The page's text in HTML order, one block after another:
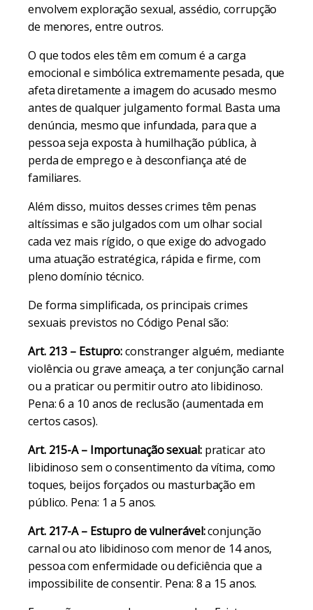
envolvem exploração sexual, assédio, corrupção
de menores, entre outros.
O que todos eles têm em comum é a carga
emocional e simbólica extremamente pesada, que
afeta diretamente a imagem do acusado mesmo
antes de qualquer julgamento formal. Basta uma
denúncia, mesmo que infundada, para que a
pessoa seja exposta à humilhação pública, à
perda de emprego e à desconfiança até de
familiares.
Além disso, muitos desses crimes têm penas
altíssimas e são julgados com um olhar social
cada vez mais rígido, o que exige do advogado
uma atuação estratégica, rápida e firme, com
pleno domínio técnico.
De forma simplificada, os principais crimes
sexuais previstos no Código Penal são:
Art. 213 – Estupro:constranger alguém, mediante
violência ou grave ameaça, a ter conjunção carnal
ou a praticar ou permitir outro ato libidinoso.
Pena: 6 a 10 anos de reclusão (aumentada em
certos casos).
Art. 215-A – Importunação sexual:praticar ato
libidinoso sem o consentimento da vítima, como
toques, beijos forçados ou masturbação em
público. Pena: 1 a 5 anos.
Art. 217-A – Estupro de vulnerável:conjunção
carnal ou ato libidinoso com menor de 14 anos,
pessoa com enfermidade ou deficiência que a
impossibilite de consentir. Pena: 8 a 15 anos.